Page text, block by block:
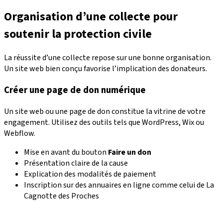
Organisation d’une collecte pour
soutenir la protection civile
La réussite d’une collecte repose sur une bonne organisation.
Un site web bien conçu favorise l’implication des donateurs.
Créer une page de don numérique
Un site web ou une page de don constitue la vitrine de votre
engagement. Utilisez des outils tels que WordPress, Wix ou
Webflow.
Mise en avant du bouton Faire un don
Présentation claire de la cause
Explication des modalités de paiement
Inscription sur des annuaires en ligne comme celui de La
Cagnotte des Proches